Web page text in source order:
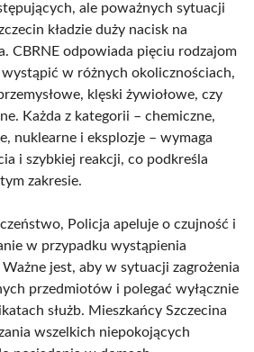
ale poważnych sytuacji
kładzie duży nacisk na
CBRNE odpowiada pięciu rodzajom
w różnych okolicznościach,
klęski żywiołowe, czy
Każda z kategorii – chemiczne,
nuklearne i eksplozje – wymaga
i szybkiej reakcji, co podkreśla
zakresie.
Policja apeluje o czujność i
w przypadku wystąpienia
jest, aby w sytuacji zagrożenia
przedmiotów i polegać wyłącznie
służb. Mieszkańcy Szczecina
wszelkich niepokojących